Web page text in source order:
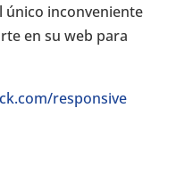
único inconveniente
en su web para
responsive